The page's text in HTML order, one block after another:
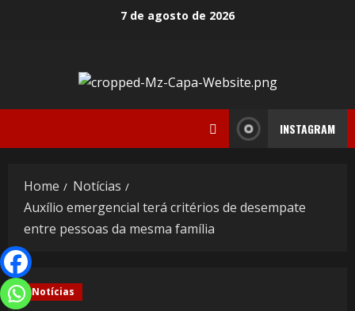
7 de agosto de 2026
INSTAGRAM
Home
Notícias
Auxílio emergencial terá critérios de desempate
entre pessoas da mesma família
Notícias